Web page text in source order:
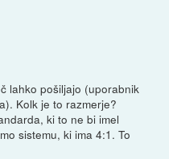
lahko pošiljajo (uporabnik
Kolk je to razmerje?
ki to ne bi imel
sistemu, ki ima 4:1. To